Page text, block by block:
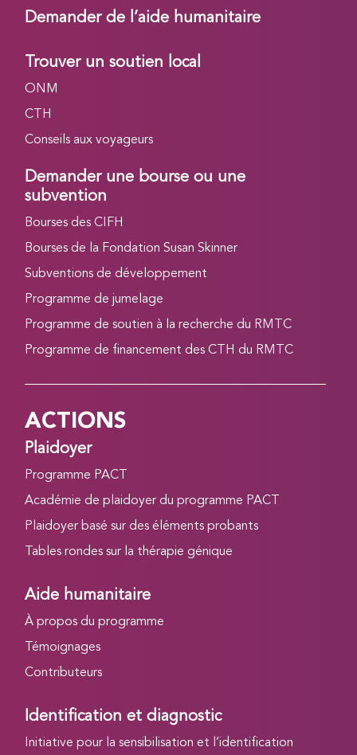
Demander de l’aide humanitaire
Trouver un soutien local
ONM
CTH
Conseils aux voyageurs
Demander une bourse ou une
subvention
Bourses des CIFH
Bourses de la Fondation Susan Skinner
Subventions de développement
Programme de jumelage
Programme de soutien à la recherche du RMTC
Programme de financement des CTH du RMTC
ACTIONS
Plaidoyer
Programme PACT
Académie de plaidoyer du programme PACT
Plaidoyer basé sur des éléments probants
Tables rondes sur la thérapie génique
Aide humanitaire
À propos du programme
Témoignages
Contributeurs
Identification et diagnostic
Initiative pour la sensibilisation et l’identification